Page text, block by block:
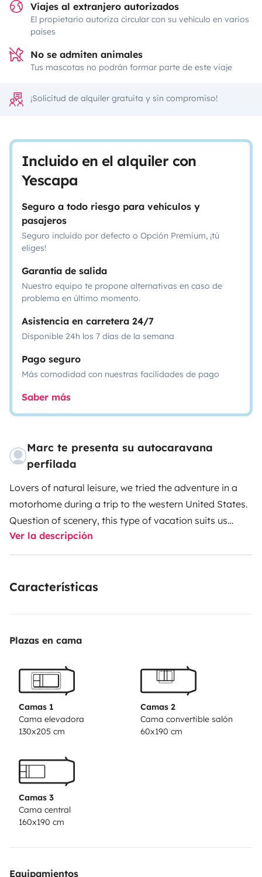
Viajes al extranjero autorizados
El propietario autoriza circular con su vehículo en varios
países
No se admiten animales
Tus mascotas no podrán formar parte de este viaje
¡Solicitud de alquiler gratuita y sin compromiso!
Incluido en el alquiler con
Yescapa
Seguro a todo riesgo para vehículos y
pasajeros
Seguro incluido por defecto o Opción Premium, ¡tú
eliges!
Garantía de salida
Nuestro equipo te propone alternativas en caso de
problema en último momento.
Asistencia en carretera 24/7
Disponible 24h los 7 días de la semana
Pago seguro
Más comodidad con nuestras facilidades de pago
Saber más
Marc te presenta su autocaravana
perfilada
Lovers of natural leisure, we tried the adventure in a
motorhome during a trip to the western United States.
Question of scenery, this type of vacation suits us
perfectly. Back in Belgium, we fell for a comfortable
model. I invite you all to try our recent motorhome
to 5. Its beautiful size gives it great driving comfort
as you wish, as a couple or a family. Fully equipped,
are everywhere at home, all landscapes are allowed,
the sea, the mountains, the edge of a lake, ...
stay. The motorhome is made available to you in
Ghislenghien (Hainaut).
We will be happy to guide you
· A separate fridge + freezer ;
· A bicycle rack ;
· A photovoltaic panel ;
heating ; · LPG cylinder.
cutlery and pots for 6 people; · A barbecue ; · An
Ver la descripción
Características
Plazas en cama
Camas 1
Cama elevadora
130x205 cm
Camas 2
Cama convertible salón
60x190 cm
Camas 3
Cama central
160x190 cm
Equipamientos